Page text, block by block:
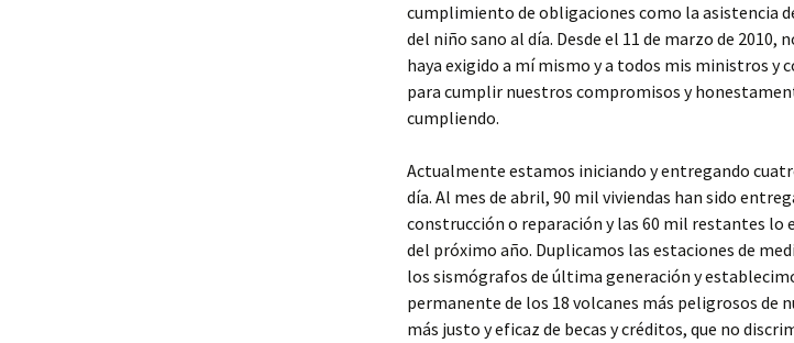
cumplimiento de obligaciones como la asistencia
del niño sano al día. Desde el 11 de marzo de 2010,
haya exigido a mí mismo y a todos mis ministros y
para cumplir nuestros compromisos y
cumpliendo.
Actualmente estamos iniciando y entregando
día. Al mes de abril, 90 mil viviendas han sido
construcción o reparación y las 60 mil restantes lo
del próximo año. Duplicamos las estaciones de
los sismógrafos de última generación y
permanente de los 18 volcanes más peligrosos de
más justo y eficaz de becas y créditos, que no